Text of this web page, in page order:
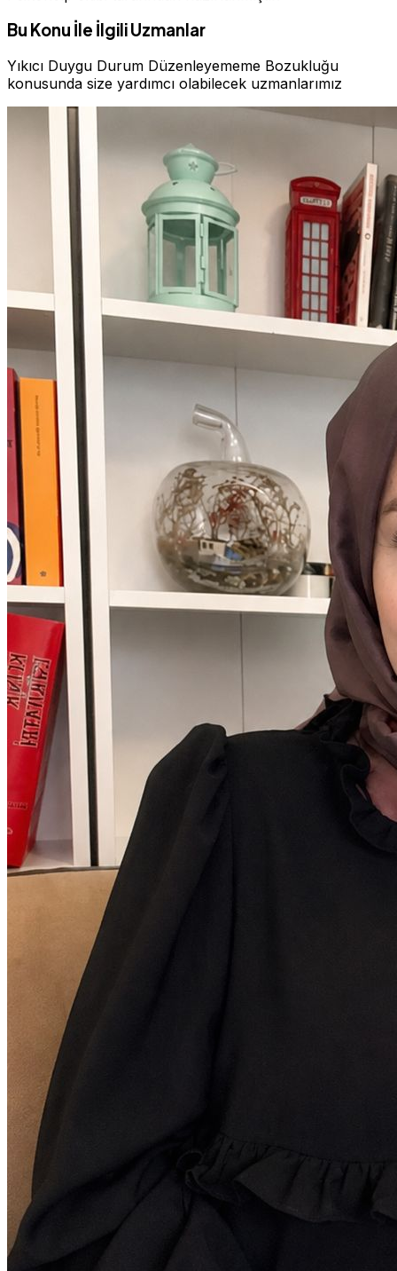
Bu Konu İle İlgili Uzmanlar
Yıkıcı Duygu Durum Düzenleyememe Bozukluğu
konusunda size yardımcı olabilecek uzmanlarımız